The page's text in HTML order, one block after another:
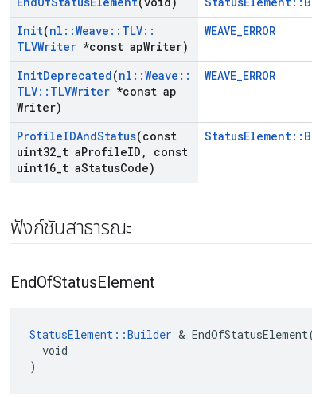
Init(nl ::Weave :: TLV::
TLVWriter *const apWriter)
WEAVE_ERROR
InitDeprecated(nl ::Weave ::
TLV:: TLVWriter *const ap
Writer)
WEAVE_ERROR
ProfileIDAndStatus(const
uint32 t aProfileID ,
const
uint16 t aStatusCode)
ฟังก์ชันสาธารณะ
EndOfStatusElement
StatusElement::Builder &
  void
)